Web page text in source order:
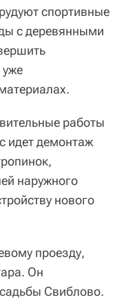
спортивные
с деревянными
уже
работы
идет демонтаж
наружного
нового
проезду,
Он
Свиблово.